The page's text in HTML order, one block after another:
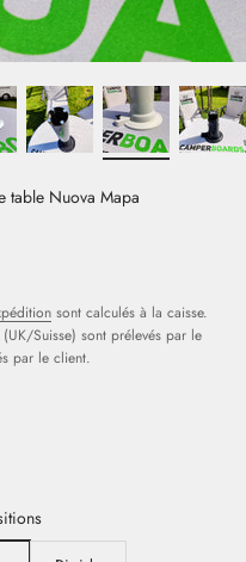
table Nuova Mapa
sont calculés à la caisse.
Suisse) sont prélevés par le
par le client.